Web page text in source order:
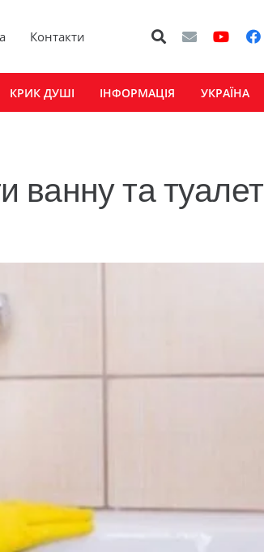
Контакти
КРИК ДУШІ ІНФОРМАЦІЯ УКРАЇНА
ванну та туалет